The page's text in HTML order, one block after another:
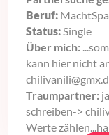
Beruf:
Status:Single
Über mich:
kann hier nicht
Traumpartner:
schreiben->
Werte